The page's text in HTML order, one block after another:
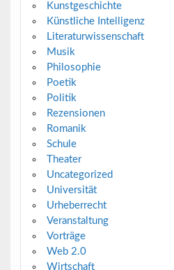
Kunstgeschichte
Künstliche Intelligenz
Literaturwissenschaft
Musik
Philosophie
Poetik
Politik
Rezensionen
Romanik
Schule
Theater
Uncategorized
Universität
Urheberrecht
Veranstaltung
Vorträge
Web 2.0
Wirtschaft